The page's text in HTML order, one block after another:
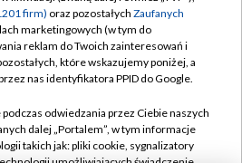
prywatności
Moje zgody
Pomoc
Kontakt
firm) oraz pozostałych Zaufanych
marketingowych (w tym do
reklam do Twoich zainteresowań i
które wskazujemy poniżej, a
nas identyfikatora PPID do Google.
odwiedzania przez Ciebie naszych
dalej „Portalem”, w tym informacje
takich jak: pliki cookie, sygnalizatory